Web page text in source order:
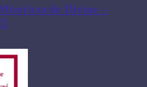
Divine –